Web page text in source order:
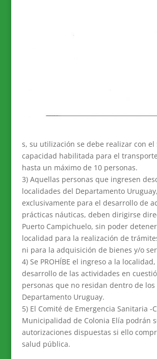
s, su utilización se debe realizar con el
capacidad habilitada para el
hasta un máximo de 10 personas.
3) Aquellas personas que ingresen
localidades del Departamento Uruguay,
exclusivamente para el desarrollo de
prácticas náuticas, deben dirigirse
Puerto Campichuelo, sin poder
localidad para la realización de
ni para la adquisición de bienes y/o
4) Se PROHÍBE el ingreso a la
desarrollo de las actividades en
personas que no residan dentro de
Departamento Uruguay.
5) El Comité de Emergencia Sanitaria -
Municipalidad de Colonia Elía podrán
autorizaciones dispuestas si ello
salud pública.